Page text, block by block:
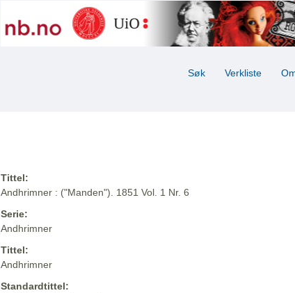
Søk Verkliste
Tittel:
Andhrimner : ("Manden"). 1851 Vol. 1 Nr. 6
Serie:
Andhrimner
Tittel:
Andhrimner
Standardtittel: